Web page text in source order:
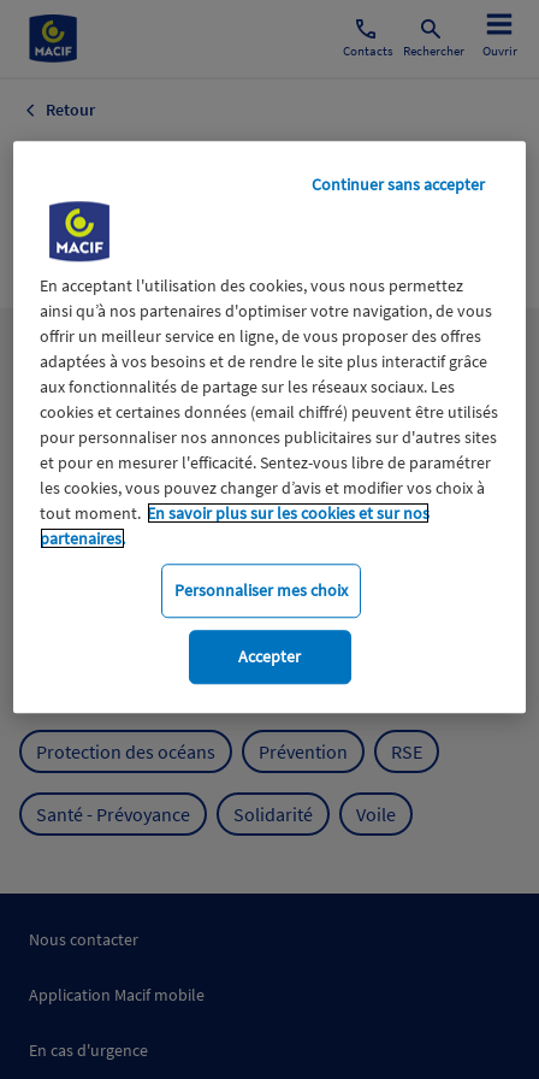
Contacts Rechercher Ouvrir
Retour
Généraliste
Culture
Lesthématiques
Aidants Catastrophes naturelles Climat
Engagement Epargne ESS
Expérience clients Fondation Macif
Mutualisme
Protection de l'environnement
Protection des océans Prévention RSE
Santé - Prévoyance Solidarité Voile
Nous contacter
Application Macif mobile
En cas d'urgence
En acceptant l'utilisation des cookies, vous nous permettez
ainsi qu’à nos partenaires d'optimiser votre navigation, de vous
offrir un meilleur service en ligne, de vous proposer des offres
adaptées à vos besoins et de rendre le site plus interactif grâce
aux fonctionnalités de partage sur les réseaux sociaux. Les
cookies et certaines données (email chiffré) peuvent être utilisés
pour personnaliser nos annonces publicitaires sur d'autres sites
et pour en mesurer l'efficacité. Sentez-vous libre de paramétrer
les cookies, vous pouvez changer d’avis et modifier vos choix à
tout moment. En savoir plus sur les cookies et sur nos
partenaires.
Personnaliser mes choix
Continuer sans accepter
Accepter